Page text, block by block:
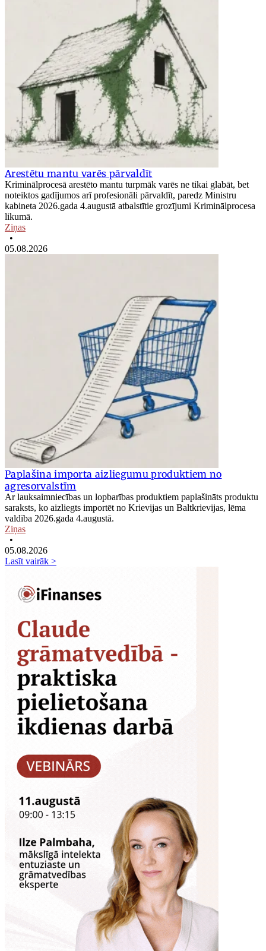
Arestētu mantu varēs pārvaldīt
Kriminālprocesā arestēto mantu turpmāk varēs ne tikai glabāt, bet
noteiktos gadījumos arī profesionāli pārvaldīt, paredz Ministru
kabineta 2026.gada 4.augustā atbalstītie grozījumi Kriminālprocesa
likumā.
Ziņas
•
05.08.2026
Paplašina importa aizliegumu produktiem no
agresorvalstīm
Ar lauksaimniecības un lopbarības produktiem paplašināts produktu
saraksts, ko aizliegts importēt no Krievijas un Baltkrievijas, lēma
valdība 2026.gada 4.augustā.
Ziņas
•
05.08.2026
Lasīt vairāk >